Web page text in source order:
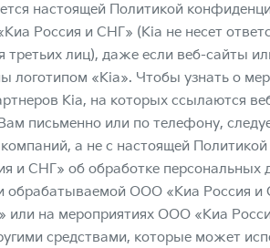
настоящей Политикой
Россия и СНГ» (Kia не несет
третьих лиц), даже если веб-сайты
«Kia». Чтобы узнать о
Kia, на которых ссылаются
письменно или по телефону,
а не с настоящей Политикой
и СНГ» об обработке персональных
обрабатываемой ООО «Киа Россия и
или на мероприятиях ООО «Киа
средствами, которые может